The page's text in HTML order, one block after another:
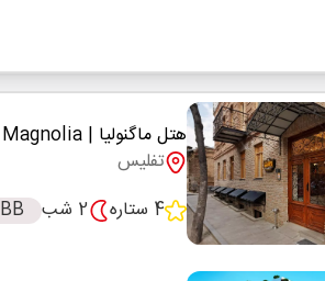
هتل ماگنولیا | Magnolia
تفلیس
4 ستاره
2 شب BB